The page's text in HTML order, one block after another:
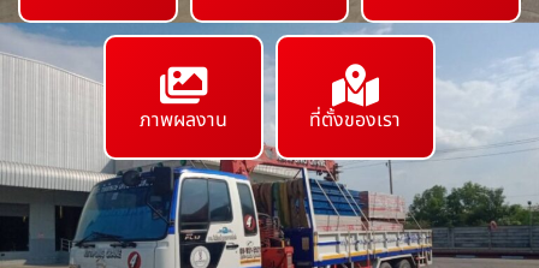
ภาพผลงาน ที่ตั้งของเรา